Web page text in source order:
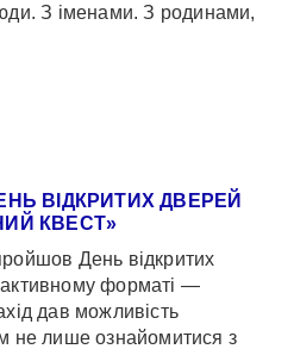
З іменами. З родинами,
ВІДКРИТИХ ДВЕРЕЙ
КВЕСТ»
День відкритих
форматі —
дав можливість
не лише ознайомитися з